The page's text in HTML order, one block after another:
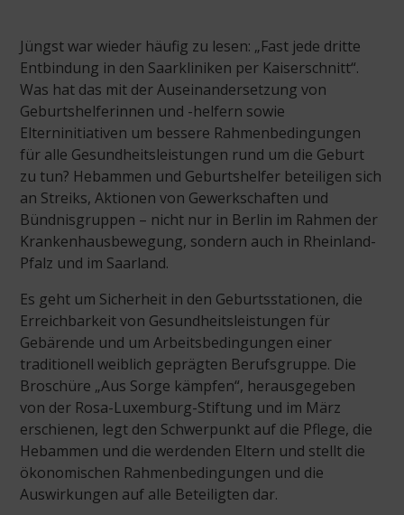
Jüngst war wieder häufig zu lesen: „Fast jede dritte
Entbindung in den Saarkliniken per Kaiserschnitt“.
Was hat das mit der Auseinandersetzung von
Geburtshelferinnen und -helfern sowie
Elterninitiativen um bessere Rahmenbedingungen
für alle Gesundheitsleistungen rund um die Geburt
zu tun? Hebammen und Geburtshelfer beteiligen sich
an Streiks, Aktionen von Gewerkschaften und
Bündnisgruppen – nicht nur in Berlin im Rahmen der
Krankenhausbewegung, sondern auch in Rheinland-
Pfalz und im Saarland.
Es geht um Sicherheit in den Geburtsstationen, die
Erreichbarkeit von Gesundheitsleistungen für
Gebärende und um Arbeitsbedingungen einer
traditionell weiblich geprägten Berufsgruppe. Die
Broschüre „Aus Sorge kämpfen“, herausgegeben
von der Rosa-Luxemburg-Stiftung und im März
erschienen, legt den Schwerpunkt auf die Pflege, die
Hebammen und die werdenden Eltern und stellt die
ökonomischen Rahmenbedingungen und die
Auswirkungen auf alle Beteiligten dar.